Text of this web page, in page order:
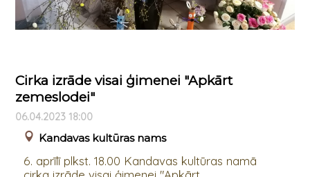
Cirka izrāde visai ģimenei "Apkārt
zemeslodei"
06.04.2023 18:00
Kandavas kultūras nams
6. aprīlī plkst. 18.00 Kandavas kultūras namā